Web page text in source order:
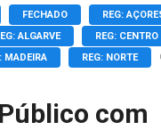
FECHADO
REG:
ALGARVE
REG: CENTRO
MADEIRA REG: NORTE
com